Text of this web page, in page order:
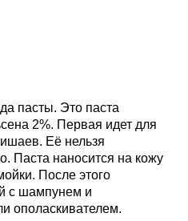
пасты. Это паста
2%. Первая идет для
Её нельзя
Паста наносится на кожу
После этого
с шампунем и
ополаскивателем.